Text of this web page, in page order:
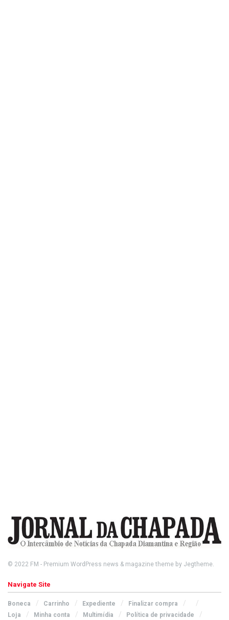
© 2022 FM - Premium WordPress news & magazine theme by Jegtheme.
Navigate Site
Boneca Carrinho Expediente
Finalizar compra
Loja
Minha conta Multimídia Política de privacidade